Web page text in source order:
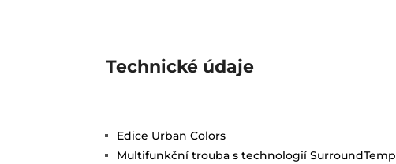
Technické údaje
Edice Urban Colors
Multifunkční trouba s technologií SurroundTemp